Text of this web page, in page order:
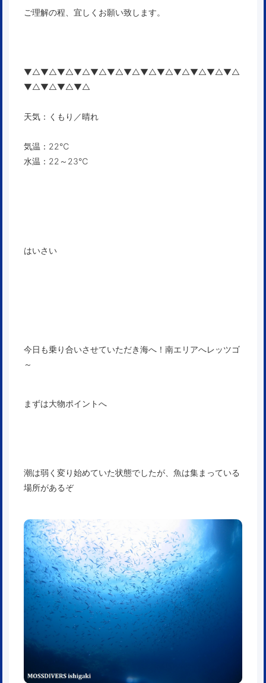
ご理解の程、宜しくお願い致します。
▼△▼△▼△▼△▼△▼△▼△▼△▼△▼△▼△▼△▼△
▼△▼△▼△▼△
天気：くもり／晴れ
気温：22℃
水温：22～23℃
はいさい
今日も乗り合いさせていただき海へ！南エリアへレッツゴ
～
まずは大物ポイントへ
潮は弱く変り始めていた状態でしたが、魚は集まっている
場所があるぞ